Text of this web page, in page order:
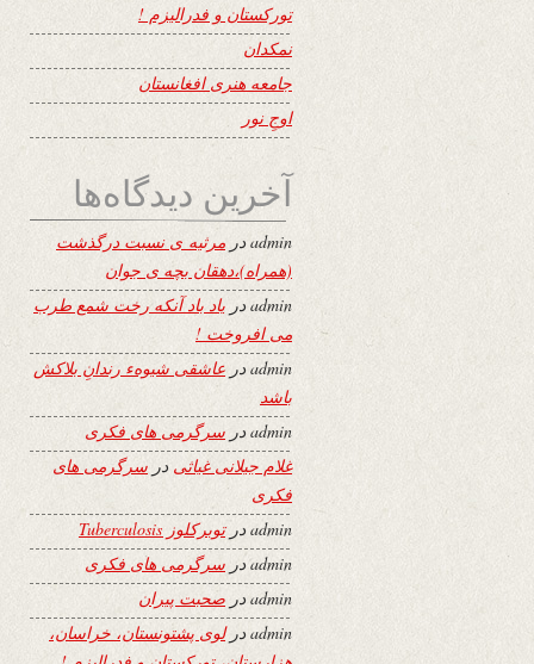
تورکستان و فدرالیزم !
نمکدان
جامعه هنری افغانستان
اوجِ نور
آخرین دیدگاه‌ها
adminدر مرثیه ی نسبت درگذشت
(همراه)،دهقان بچه ی جوان
admin در یاد باد آنکه رخت شمع طرب
می افروخت !
adminدر عاشقی شیوهء رندانِ بلاکش
باشد
admin در سرگرمی های فکری
غلام جیلانی غیاثی در سرگرمی های
فکری
adminدرتوبرکلوز Tuberculosis
adminدر سرگرمی های فکری
admin در صحبت پیران
adminدرلوی پشتونستان، خراسان،